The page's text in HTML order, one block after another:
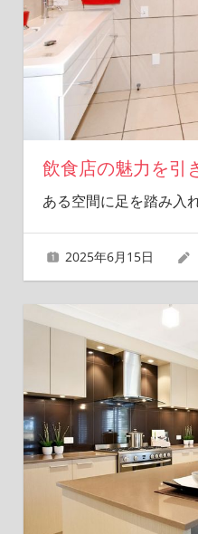
飲食店の魅力を引
ある空間に足を踏み入
2025年6月15日